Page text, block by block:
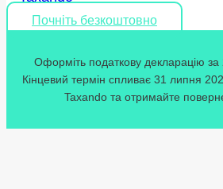
Почніть безкоштовно
Оформіть податкову декларацію за
Кінцевий термін спливає 31 липня
Taxando та отримайте